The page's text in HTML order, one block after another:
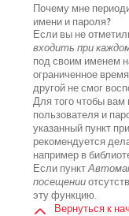
Почему мне
имени и пароля?
Если вы не
входить при
под своим именем
ограниченное
другой не смог
Для того чтобы вам
пользователя и
указанный пункт
рекомендуется
например в
Если пункт
посещении
эту функцию.
Вернуться к